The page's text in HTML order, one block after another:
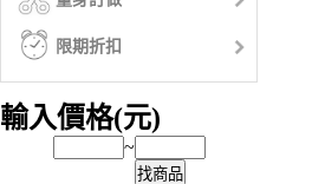
限期折扣
輸入價格(元)
~
找商品